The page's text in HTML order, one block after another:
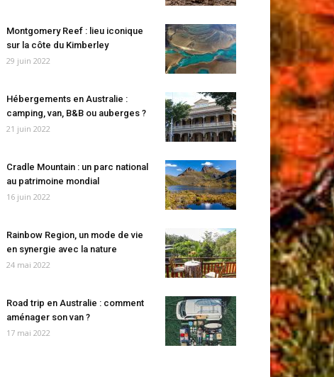
Montgomery Reef : lieu iconique
sur la côte du Kimberley
29 juin 2022
Hébergements en Australie :
camping, van, B&B ou auberges ?
21 juin 2022
Cradle Mountain : un parc national
au patrimoine mondial
16 juin 2022
Rainbow Region, un mode de vie
en synergie avec la nature
24 mai 2022
Road trip en Australie : comment
aménager son van ?
17 mai 2022